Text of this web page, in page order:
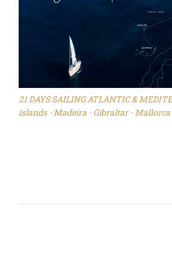
21 DAYS SAILING ATLANTIC &
islands - Madeira - Gibraltar - Mallorca